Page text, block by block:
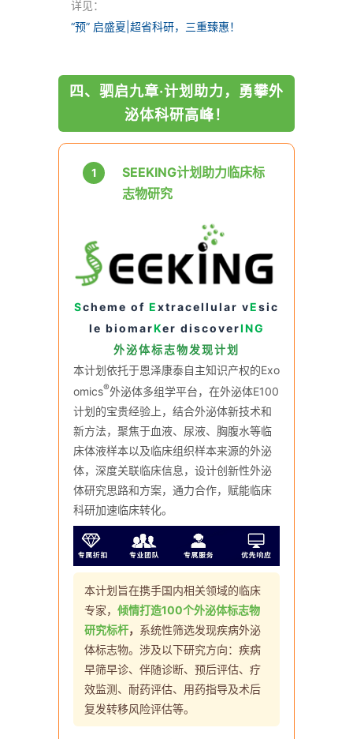
详见：
“预” 启盛夏|超省科研，三重臻惠！
四、驷启九章·计划助力，勇攀外
泌体科研高峰！
1
SEEKING计划助力临床标
志物研究
Scheme of Extracellular vEsic
le biomarKer discoverING
外泌体标志物发现计划
本计划依托于恩泽康泰自主知识产权的Exo
omics®外泌体多组学平台，在外泌体E100
计划的宝贵经验上，结合外泌体新技术和
新方法，聚焦于血液、尿液、胸腹水等临
床体液样本以及临床组织样本来源的外泌
体，深度关联临床信息，设计创新性外泌
体研究思路和方案，通力合作，赋能临床
科研加速临床转化。
本计划旨在携手国内相关领域的临床
专家， 倾情打造100个外泌体标志物
研究标杆， 系统性筛选发现疾病外泌
体标志物。涉及以下研究方向：疾病
早筛早诊、伴随诊断、预后评估、疗
效监测、耐药评估、用药指导及术后
复发转移风险评估等。